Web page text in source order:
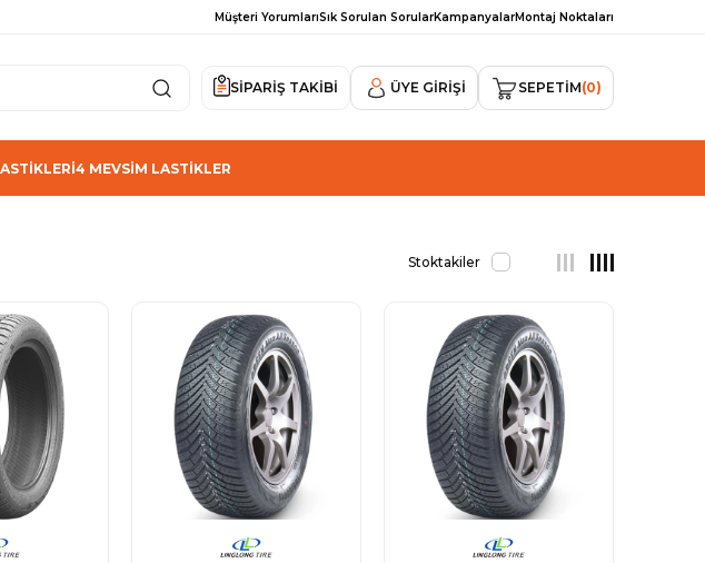
Müşteri YorumlarıSık Sorulan SorularKampanyalarMontaj Noktaları
SİPARİŞ TAKİBİ ÜYE GIRIŞI SEPETIM 0
4 MEVSİM LASTİKLER
Stoktakiler